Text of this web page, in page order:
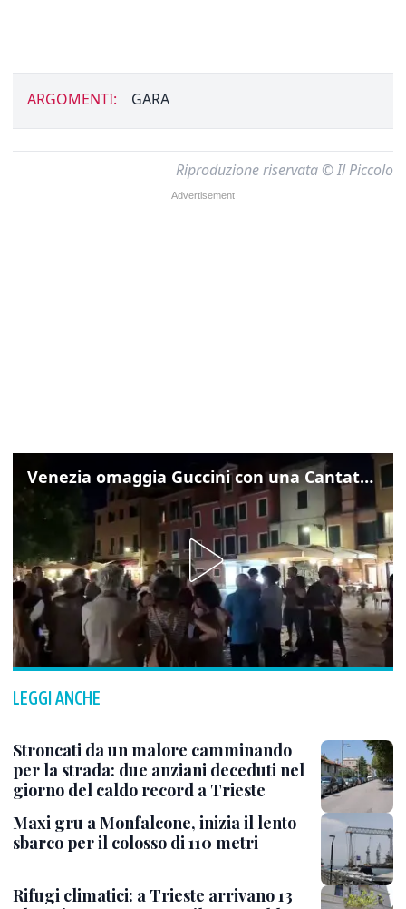
ARGOMENTI: GARA
Riproduzione riservata © Il Piccolo
Venezia omaggia Guccini con una Cantata Anarchica in campo Santa Margherita
LEGGI ANCHE
Stroncati da un malore camminando
per la strada: due anziani deceduti nel
giorno del caldo record a Trieste
Maxi gru a Monfalcone, inizia il lento
sbarco per il colosso di 110 metri
Rifugi climatici: a Trieste arrivano 13